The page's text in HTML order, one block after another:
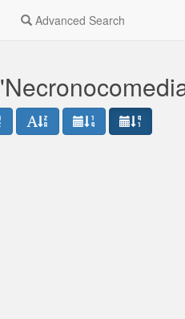
Advanced Search